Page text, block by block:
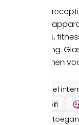
Full-service
zonneterras,
fietsenstalling.
openen ramen
Glasvezel
Gratis wifi